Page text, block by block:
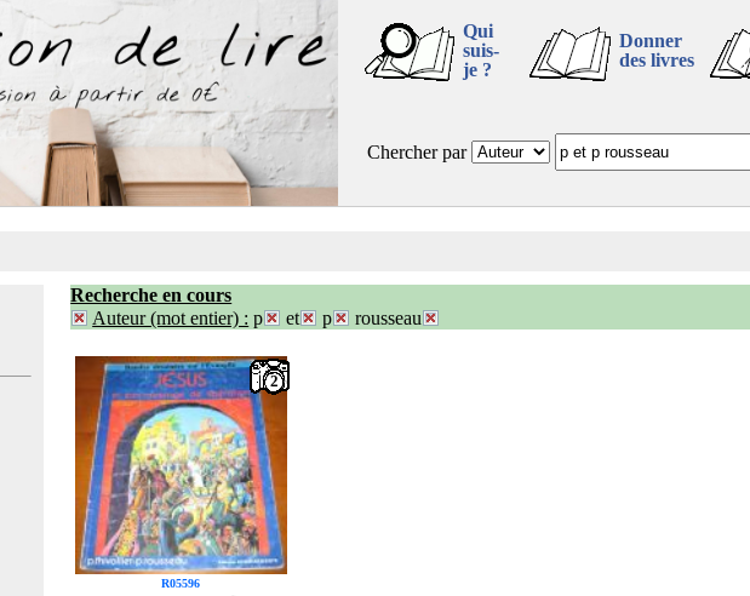
Qui
suis-
je ?
Donner
des livres
Chercher par
Recherche en cours
Auteur (mot entier) : p et p rousseau
R05596
2